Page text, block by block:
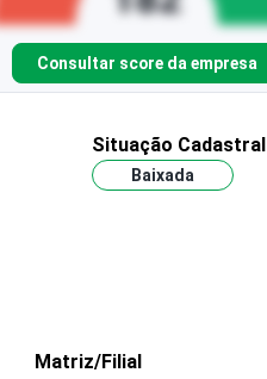
Consultar score da empresa
Situação Cadastral
Baixada
Matriz/Filial